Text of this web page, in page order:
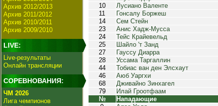
Архив 2012/2013
Архив 2011/2012
Архив 2010/2011
Архив 2009/2010
LIVE:
Live-результаты
Онлайн трансляции
СОРЕВНОВАНИЯ:
ЧМ 2026
Лига чемпионов
10
Лусиано Валенте
11
Гонсалу Боржеш
14
Сем Стейн
23
Анис Хадж-Мусса
24
Тейс Крайевельд
25
Шайло 'т Занд
27
Гауссу Диарра
28
Уссама Таргаллин
44
Тобиас ван ден Элсхаут
46
Аюб Уаргхи
68
Дживайно Зинхагел
79
Илай Гроотфаам
№
Нападающие